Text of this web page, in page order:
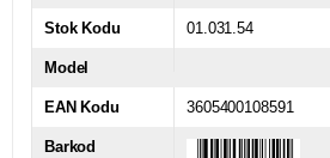
Stok Kodu 01.031.54
Model
EAN Kodu 3605400108591
Barkod